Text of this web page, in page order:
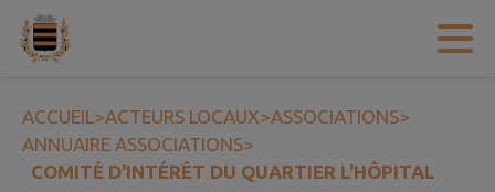
Contenu
ACCUEIL>ACTEURS LOCAUX>ASSOCIATIONS>
ANNUAIRE ASSOCIATIONS>
COMITÉ D'INTÉRÊT DU QUARTIER L'HÔPITAL